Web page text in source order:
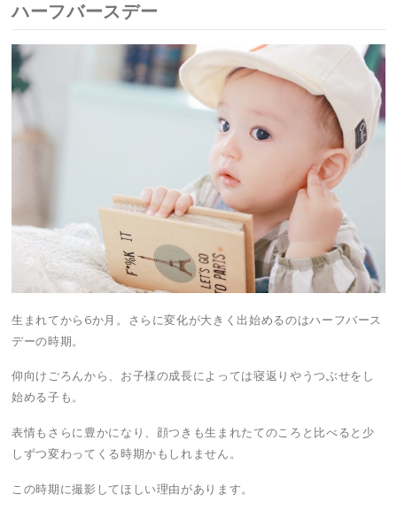
ハーフバースデー
生まれてから6か月。さらに変化が大きく出始めるのはハーフバース
デーの時期。
仰向けごろんから、お子様の成長によっては寝返りやうつぶせをし
始める子も。
表情もさらに豊かになり、顔つきも生まれたてのころと比べると少
しずつ変わってくる時期かもしれません。
この時期に撮影してほしい理由があります。